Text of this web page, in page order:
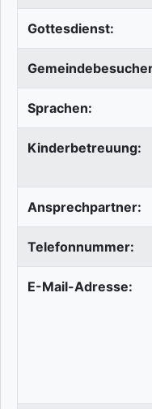
Gottesdienst:
Sprachen:
Kinderbetreuung:
Ansprechpartner:
Telefonnummer:
E-Mail-Adresse: